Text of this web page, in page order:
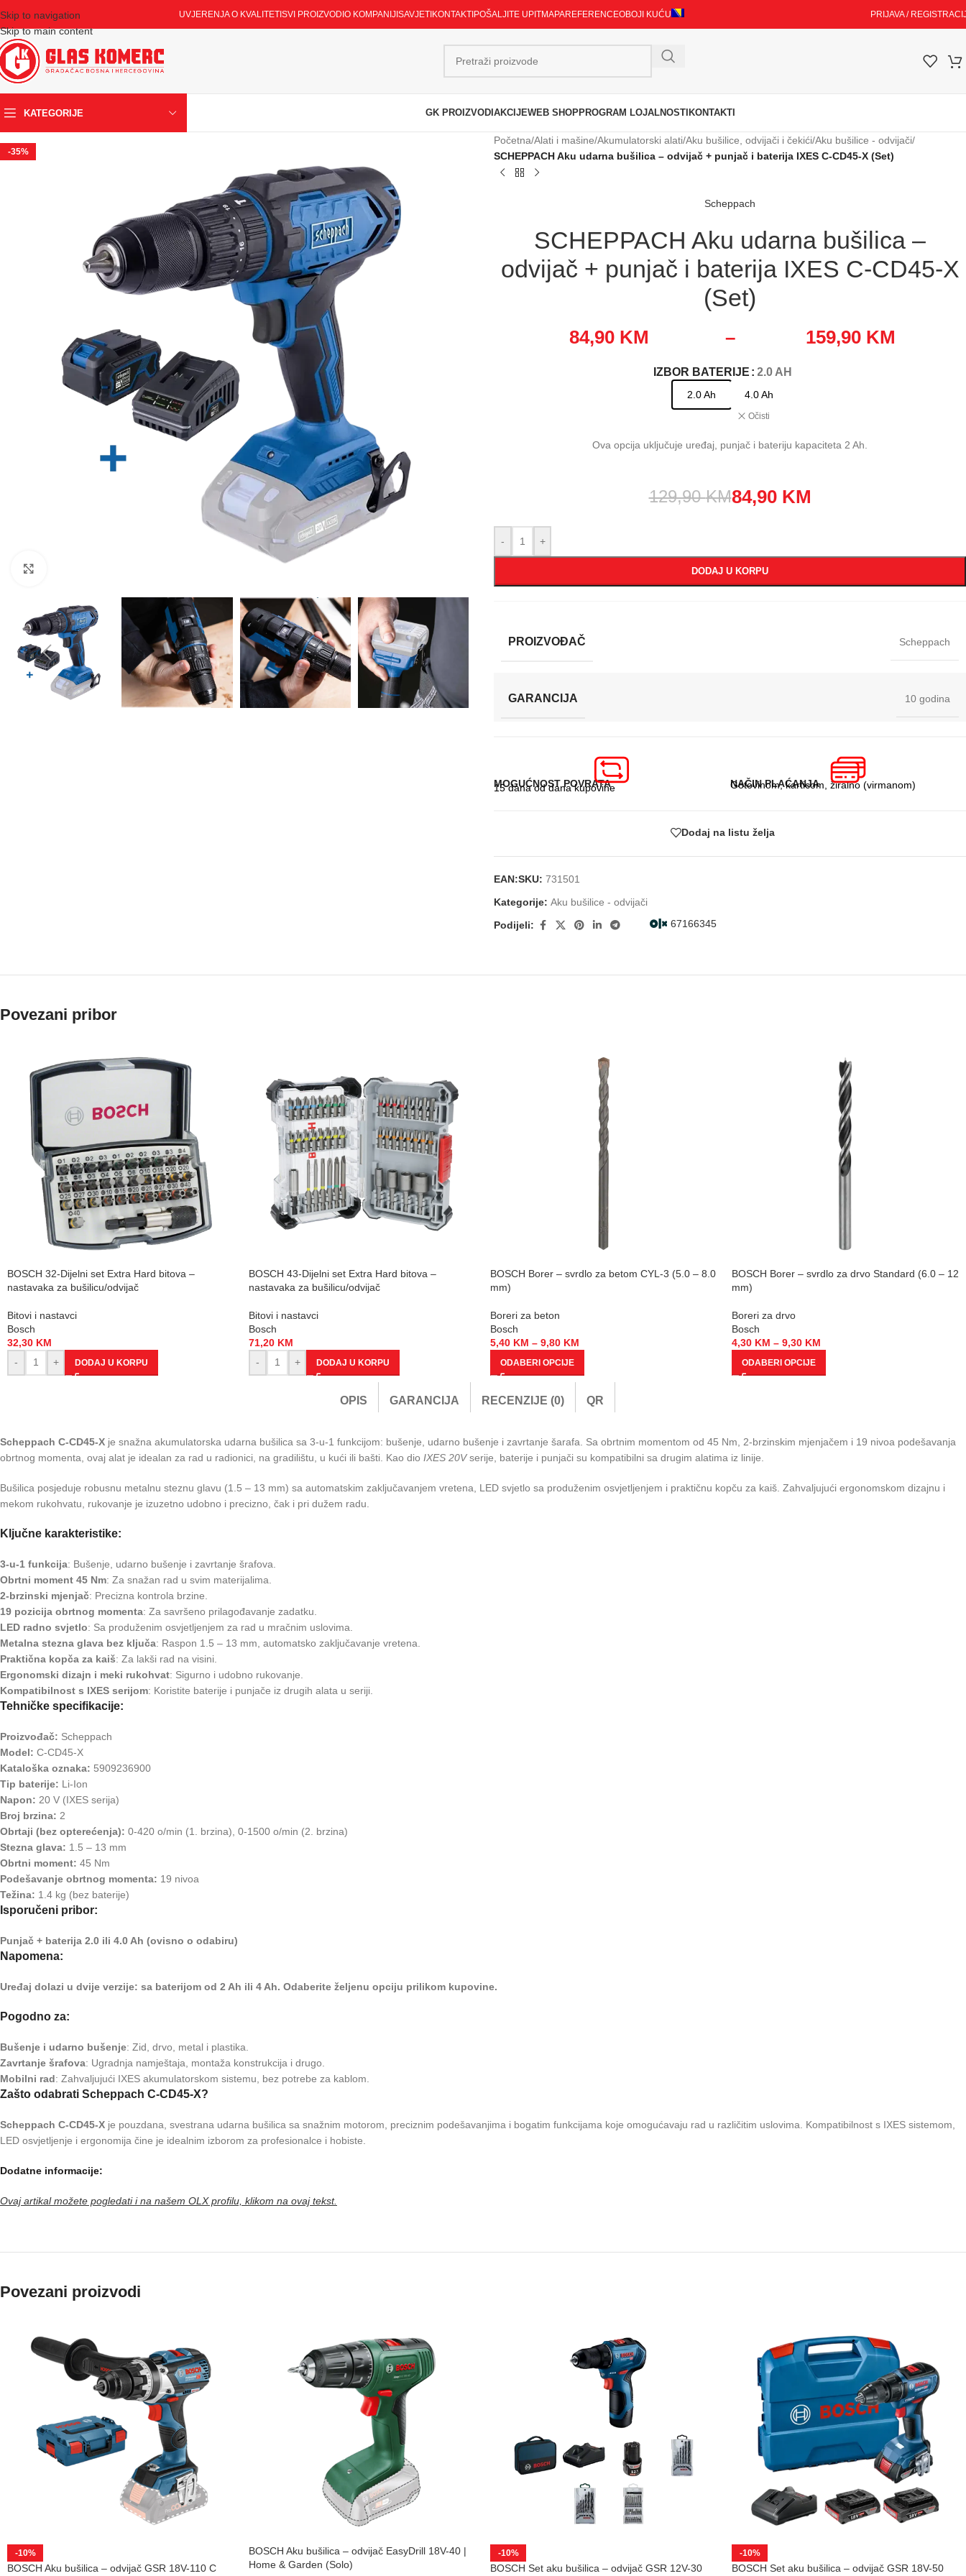
Skip to navigation
Skip to main content
UVJERENJA O KVALITETI SVI PROIZVODI O KOMPANIJI SAVJETI KONTAKTI POŠALJITE UPITMAPAREFERENCEOBOJI KUĆU PRIJAVA /
KATEGORIJE GK PROIZVODI AKCIJEWEB SHOPPROGRAM LOJALNOSTI KONTAKTI
-35%
Početna/Alati i mašine/Akumulatorski alati/Aku bušilice, odvijači i čekići/Aku bušilice - odvijači/
SCHEPPACH Aku udarna bušilica – odvijač + punjač i baterija IXES C-CD45-X (Set)
Scheppach
SCHEPPACH Aku udarna bušilica –
odvijač + punjač i baterija IXES C-CD45-X
(Set)
84,90 KM – 159,90 KM
IZBOR BATERIJE : 2.0 AH
2.0 Ah 4.0 Ah
Očisti
Ova opcija uključuje uređaj, punjač i bateriju kapaciteta 2 Ah.
129,90KM84,90 KM
- +
DODAJ U KORPU
PROIZVOĐAČ Scheppach
GARANCIJA 10 godina
MOGUĆNOST POVRATA
15 dana od dana kupovine NAČIN PLAĆANJA
Gotovinom, karticom, žiralno (virmanom)
Dodaj na listu želja
EAN:SKU: 731501
Kategorije: Aku bušilice - odvijači
67166345
Podijeli:
Povezani pribor
BOSCH 32-Dijelni set Extra Hard bitova –
nastavaka za bušilicu/odvijač
Bitovi i nastavci
Bosch
32,30 KM
-
+ DODAJ U KORPU
BOSCH 43-Dijelni set Extra Hard bitova –
nastavaka za bušilicu/odvijač
Bitovi i nastavci
Bosch
71,20 KM
-
+ DODAJ U KORPU
BOSCH Borer – svrdlo za betom CYL-3 (5.0 – 8.0
mm)
Boreri za beton
Bosch
5,40 KM – 9,80 KM
ODABERI OPCIJE
BOSCH Borer – svrdlo za drvo Standard (6.0 – 12
mm)
Boreri za drvo
Bosch
4,30 KM – 9,30 KM
ODABERI OPCIJE
OPIS GARANCIJA RECENZIJE (0) QR
Scheppach C-CD45-X je snažna akumulatorska udarna bušilica sa 3-u-1 funkcijom: bušenje, udarno bušenje i zavrtanje šarafa. Sa obrtnim momentom od 45 Nm, 2-brzinskim mjenjačem i 19 nivoa podešavanja
obrtnog momenta, ovaj alat je idealan za rad u radionici, na gradilištu, u kući ili bašti. Kao dio IXES 20Vserije, baterije i punjači su kompatibilni sa drugim alatima iz linije.
Bušilica posjeduje robusnu metalnu steznu glavu (1.5 – 13 mm) sa automatskim zaključavanjem vretena, LED svjetlo sa produženim osvjetljenjem i praktičnu kopču za kaiš. Zahvaljujući ergonomskom dizajnu i
mekom rukohvatu, rukovanje je izuzetno udobno i precizno, čak i pri dužem radu.
Ključne karakteristike:
3-u-1 funkcija: Bušenje, udarno bušenje i zavrtanje šrafova.
Obrtni moment 45 Nm: Za snažan rad u svim materijalima.
2-brzinski mjenjač: Precizna kontrola brzine.
19 pozicija obrtnog momenta: Za savršeno prilagođavanje zadatku.
LED radno svjetlo: Sa produženim osvjetljenjem za rad u mračnim uslovima.
Metalna stezna glava bez ključa: Raspon 1.5 – 13 mm, automatsko zaključavanje vretena.
Praktična kopča za kaiš: Za lakši rad na visini.
Ergonomski dizajn i meki rukohvat: Sigurno i udobno rukovanje.
Kompatibilnost s IXES serijom: Koristite baterije i punjače iz drugih alata u seriji.
Tehničke specifikacije:
Proizvođač: Scheppach
Model: C-CD45-X
Kataloška oznaka: 5909236900
Tip baterije: Li-Ion
Napon: 20 V (IXES serija)
Broj brzina: 2
Obrtaji (bez opterećenja): 0-420 o/min (1. brzina), 0-1500 o/min (2. brzina)
Stezna glava: 1.5 – 13 mm
Obrtni moment: 45 Nm
Podešavanje obrtnog momenta: 19 nivoa
Težina: 1.4 kg (bez baterije)
Isporučeni pribor:
Punjač + baterija 2.0 ili 4.0 Ah (ovisno o odabiru)
Napomena:
Uređaj dolazi u dvije verzije: sa baterijom od 2 Ah ili 4 Ah. Odaberite željenu opciju prilikom kupovine.
Pogodno za:
Bušenje i udarno bušenje: Zid, drvo, metal i plastika.
Zavrtanje šrafova: Ugradnja namještaja, montaža konstrukcija i drugo.
Mobilni rad: Zahvaljujući IXES akumulatorskom sistemu, bez potrebe za kablom.
Zašto odabrati Scheppach C-CD45-X?
Scheppach C-CD45-X je pouzdana, svestrana udarna bušilica sa snažnim motorom, preciznim podešavanjima i bogatim funkcijama koje omogućavaju rad u različitim uslovima. Kompatibilnost s IXES sistemom,
LED osvjetljenje i ergonomija čine je idealnim izborom za profesionalce i hobiste.
Dodatne informacije:
Ovaj artikal možete pogledati i na našem OLX profilu, klikom na ovaj tekst.
Povezani proizvodi
-10%
BOSCH Aku bušilica – odvijač GSR 18V-110 C
BOSCH Aku bušilica – odvijač EasyDrill 18V-40 |
Home & Garden (Solo)
-10%
BOSCH Set aku bušilica – odvijač GSR 12V-30
-10%
BOSCH Set aku bušilica – odvijač GSR 18V-50